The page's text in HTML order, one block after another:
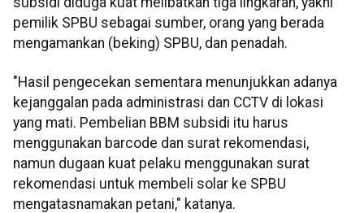
pemilik SPBU sebagai sumber, orang yang berada
mengamankan (beking) SPBU, dan penadah.
"Hasil pengecekan sementara menunjukkan adanya
kejanggalan pada administrasi dan CCTV di lokasi
yang mati. Pembelian BBM subsidi itu harus
menggunakan barcode dan surat rekomendasi,
namun dugaan kuat pelaku menggunakan surat
rekomendasi untuk membeli solar ke SPBU
mengatasnamakan petani," katanya.